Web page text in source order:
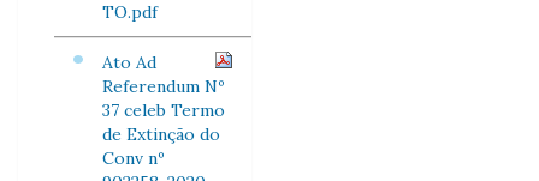
TO.pdf
Ato Ad
Referendum Nº
37 celeb Termo
de Extinção do
Conv nº